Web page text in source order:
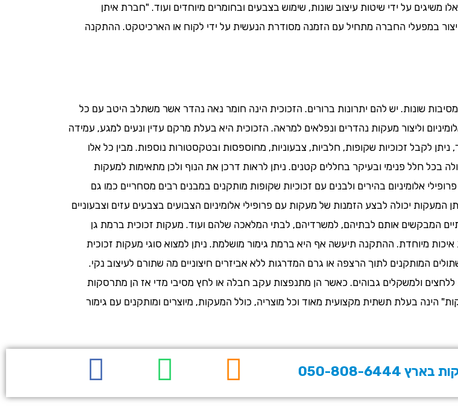
משיגים על ידי שיטות עיצוב שונות, שימוש בצבעים ובחומרים מיוחדים ועוד. "חברת איתן
במפעלי החברה מתחיל עם הזמנה מסודרת הנעשית על ידי לקוח או הארכיטקט. ההתקנה
מסיבות שונות. יש להם יתרונות ברורים. הזכוכית הינה חומר נאה נהדר אשר משתלב היטב עם כל
וליצור מעקות נהדרים ונפלאים למראה. הזכוכית היא בעלת מרקם עדין ונעים למגע, עמידה
לקבל זכוכיות שקופות, חלביות, צבעוניות, מחוספסות ובטקסטורות נוספות. מבין כל אלו
בכל חלל פנימי ובעיקר בחללים קטנים. ניתן לראות דרכן את הנוף ולכן מתאימות למעקות
אלומיניום בהירים ולבנים עם זכוכיות שקופות מותקנים במבנים רבים מסחריים כמו גם
יכולה לבצע הזמנות של מעקות עם פרופילי אלומיניום הצבועים בצבעים עזים וצבעוניים
המבקשים אותם לבתיהם, למשרדיהם, לבתי המלאכה שלהם ועוד. מעקות זכוכית ברמת גן
מיוחדת. ההתקנה תיעשה אף היא ברמת גימור מושלמת. ניתן למצוא סוגי מעקות זכוכית
המותקנים לתוך הרצפה או גרם המדרגות ללא אביזרים חיצוניים מה שתורם לעיצוב נקי.
ללחצים ולמשקלים גבוהים. כאשר הן מתנפצות עקב חבלה או לחץ מסיבי מדי אז הן מתרסקות
הינה בעלת תשתית מקצועית מאוד וכל מוצריה, כולל המעקות, מיוצרים ומותקנים עם גימור
808-6444